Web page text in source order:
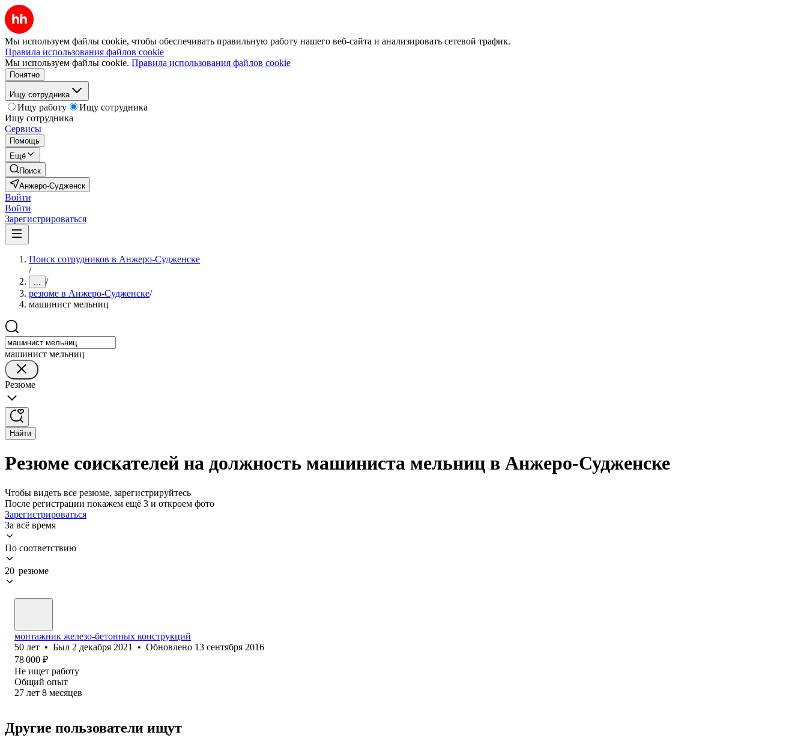
Мы используем файлы cookie, чтобы обеспечивать правильную работу нашего веб-сайта и анализировать сетевой трафик.
Правила использования файлов cookie
Мы используем файлы cookie. Правила использования файлов cookie
Понятно
Ищу сотрудника
Ищу работу
Ищу сотрудника
Ищу сотрудника
Сервисы
Помощь
Ещё
Поиск
Анжеро-Судженск
Войти
Войти
Зарегистрироваться
Поиск сотрудников в Анжеро-Судженске
/
... /
резюме в Анжеро-Судженске/
машинист мельниц
машинист мельниц
Резюме
Найти
Резюме соискателей на должность машиниста мельниц в Анжеро-Судженске
Чтобы видеть все резюме, зарегистрируйтесь
После регистрации покажем ещё 3 и откроем фото
Зарегистрироваться
За всё время
По соответствию
20 резюме
монтажник железо-бетонных конструкций
50 лет • Был 2 декабря 2021 • Обновлено 13 сентября 2016
78 000 ₽
Не ищет работу
Общий опыт
27 лет 8 месяцев
Другие пользователи ищут